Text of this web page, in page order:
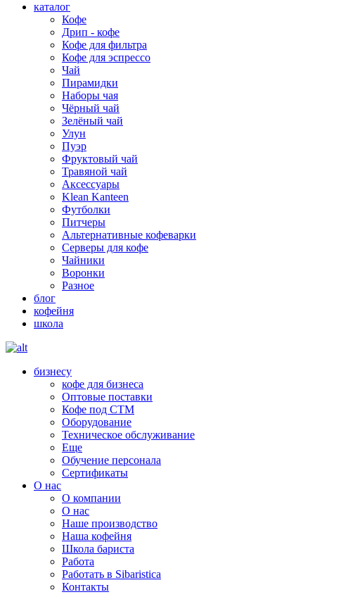
каталог
Кофе
Дрип - кофе
Кофе для фильтра
Кофе для эспрессо
Чай
Пирамидки
Наборы чая
Чёрный чай
Зелёный чай
Улун
Пуэр
Фруктовый чай
Травяной чай
Аксессуары
Klean Kanteen
Футболки
Питчеры
Альтернативные кофеварки
Серверы для кофе
Чайники
Воронки
Разное
блог
кофейня
школа
бизнесу
кофе для бизнеса
Оптовые поставки
Кофе под СТМ
Оборудование
Техническое обслуживание
Еще
Обучение персонала
Сертификаты
О нас
O компании
О нас
Наше производство
Наша кофейня
Школа бариста
Работа
Работать в Sibaristica
Контакты